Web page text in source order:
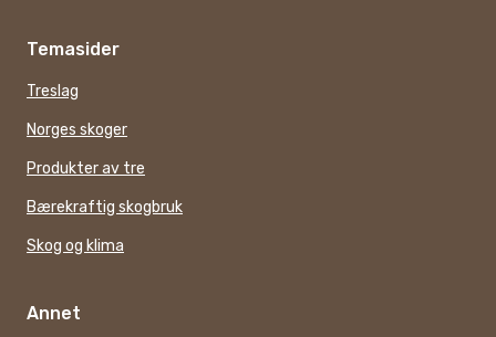
Temasider
Treslag
Norges skoger
Produkter av tre
Bærekraftig skogbruk
Skog og klima
Annet